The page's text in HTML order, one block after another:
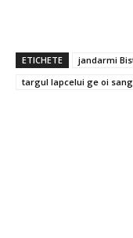
ETICHETE jandarmi
targul lapcelui ge oi